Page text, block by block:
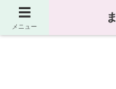
メニュー